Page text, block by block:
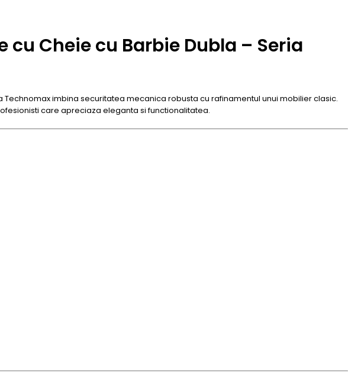
Cheie cu Barbie Dubla – Seria
la Technomax imbina securitatea mecanica robusta cu rafinamentul unui mobilier clasic.
care apreciaza eleganta si functionalitatea.